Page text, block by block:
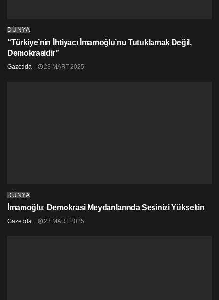
DÜNYA
“Türkiye’nin İhtiyacı İmamoğlu’nu Tutuklamak Değil,
Demokrasidir”
Gazedda 23 MART 2025
DÜNYA
İmamoğlu: Demokrasi Meydanlarında Sesinizi Yükseltin
Gazedda 23 MART 2025